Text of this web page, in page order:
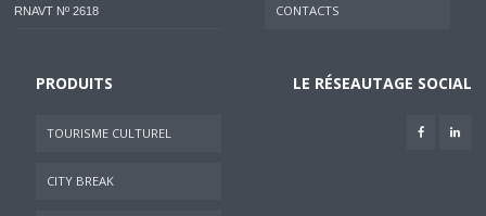
RNAVT Nº 2618 CONTACTS
PRODUITS
TOURISME CULTUREL
CITY BREAK
LE RÉSEAUTAGE SOCIAL